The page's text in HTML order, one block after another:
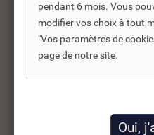
Produits
Les produits
produits connexes ou
d’améliorer l’utilisation
pendant 6 mois. Vous
modifier vos choix à tout
"Vos paramètres de
page de notre site.